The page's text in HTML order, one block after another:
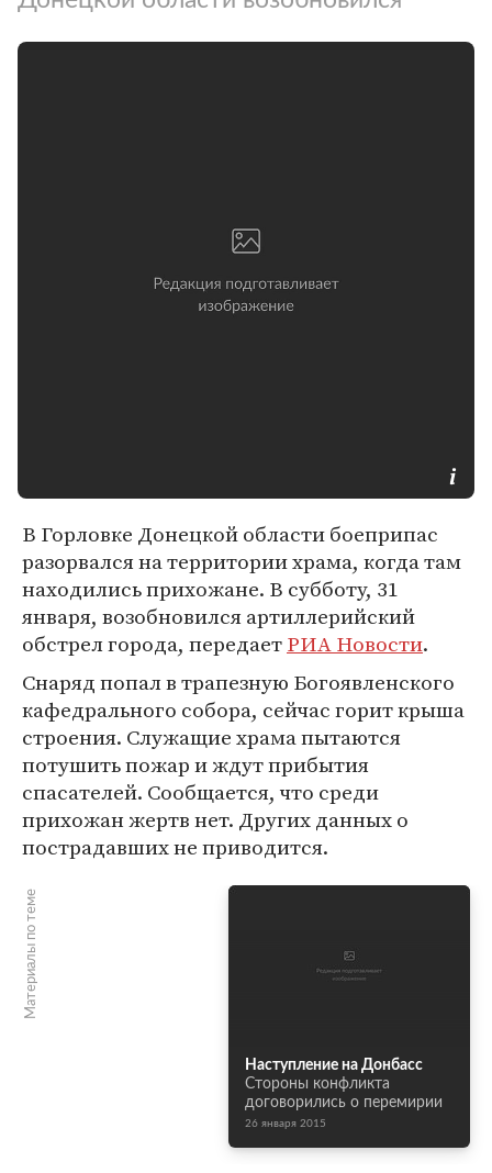
В Горловке Донецкой области боеприпас
разорвался на территории храма, когда там
находились прихожане. В субботу, 31
января, возобновился артиллерийский
обстрел города, передаетРИА Новости.
Снаряд попал в трапезную Богоявленского
кафедрального собора, сейчас горит крыша
строения. Служащие храма пытаются
потушить пожар и ждут прибытия
спасателей. Сообщается, что среди
прихожан жертв нет. Других данных о
пострадавших не приводится.
Материалы по теме
Наступление на Донбасс
Стороны конфликта
договорились о перемирии
26 января 2015